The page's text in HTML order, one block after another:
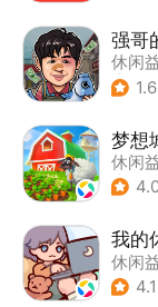
强哥
休闲
| 卡通
1.6
梦想
休闲
| 田
我的
休闲
4.1